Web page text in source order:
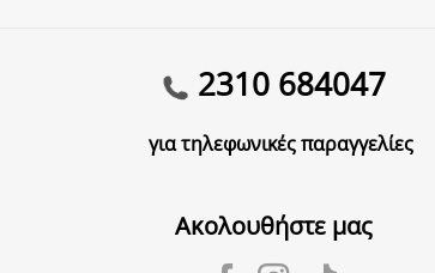
2310 684047
για τηλεφωνικές παραγγελίες
Ακολουθήστε μας